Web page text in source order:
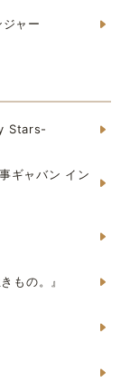
ャー
Stars-
ギャバン イン
もの。』